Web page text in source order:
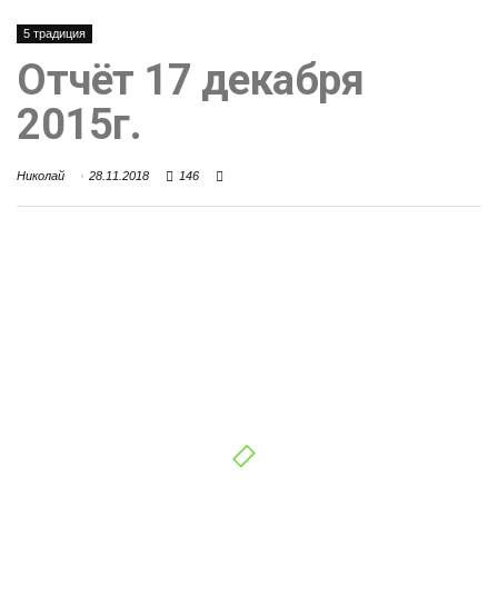
5 традиция
Отчёт 17 декабря
2015г.
Николай 28.11.2018 146